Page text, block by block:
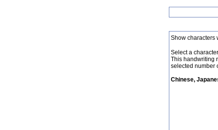
Show characters
Select a
This handwriting
selected number
Chinese,